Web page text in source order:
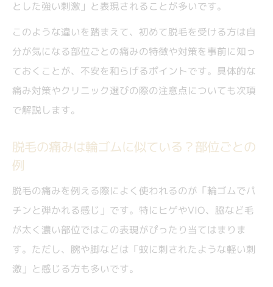
とした強い刺激」と表現されることが多いです。
このような違いを踏まえて、初めて脱毛を受ける方は自
分が気になる部位ごとの痛みの特徴や対策を事前に知っ
ておくことが、不安を和らげるポイントです。具体的な
痛み対策やクリニック選びの際の注意点についても次項
で解説します。
脱毛の痛みは輪ゴムに似ている？部位ごとの
例
脱毛の痛みを例える際によく使われるのが「輪ゴムでパ
チンと弾かれる感じ」です。特にヒゲやVIO、脇など毛
が太く濃い部位ではこの表現がぴったり当てはまりま
す。ただし、腕や脚などは「蚊に刺されたような軽い刺
激」と感じる方も多いです。